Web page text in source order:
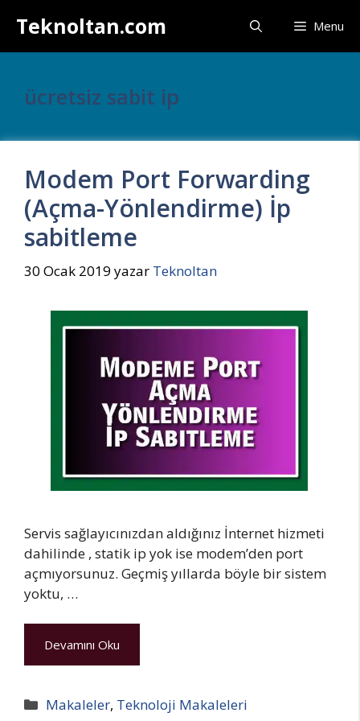
atlaTeknoltan.com Menu
ücretsiz sabit ip
Modem Port Forwarding
(Açma-Yönlendirme) İp
sabitleme
30 Ocak 2019 yazar Teknoltan
Servis sağlayıcınızdan aldığınız İnternet hizmeti
dahilinde , statik ip yok ise modem’den port
açmıyorsunuz. Geçmiş yıllarda böyle bir sistem
yoktu, …
Devamını Oku
Kategoriler
Makaleler, Teknoloji Makaleleri